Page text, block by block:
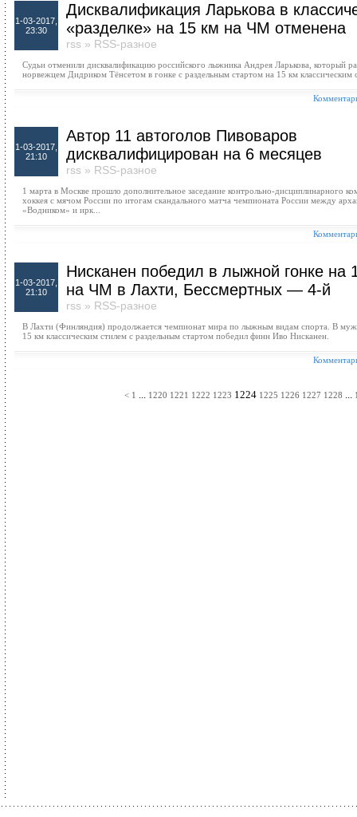
1-03-2017,
23:30
Дисквалификация Ларькова в
«разделке» на 15 км на ЧМ отменена
rss » RSS-разное
Судьи отменили дисквалификацию российского лыжника Андрея Ларькова, который
норвежцем Дидриком Тёнсетом в гонке с раздельным стартом на 15 км классическим
1-03-2017,
21:10
Автор 11 автоголов Пивоваров
дисквалифицирован на 6 месяцев
rss » RSS-разное
1 марта в Москве прошло дополнительное заседание контрольно-дисциплинарного
хоккея с мячом России по итогам скандального матча чемпионата России между
«Водником» и ирк...
1-03-2017,
21:10
Нисканен победил в лыжной гонке на
на ЧМ в Лахти, Бессмертных — 4-й
rss » RSS-разное
В Лахти (Финляндия) продолжается чемпионат мира по лыжным видам спорта. В
15 км классическим стилем с раздельным стартом победил финн Иво Нисканен.
< 1 ... 1220 1221 1222 1223 1224 1225 1226 1227 1228 ...